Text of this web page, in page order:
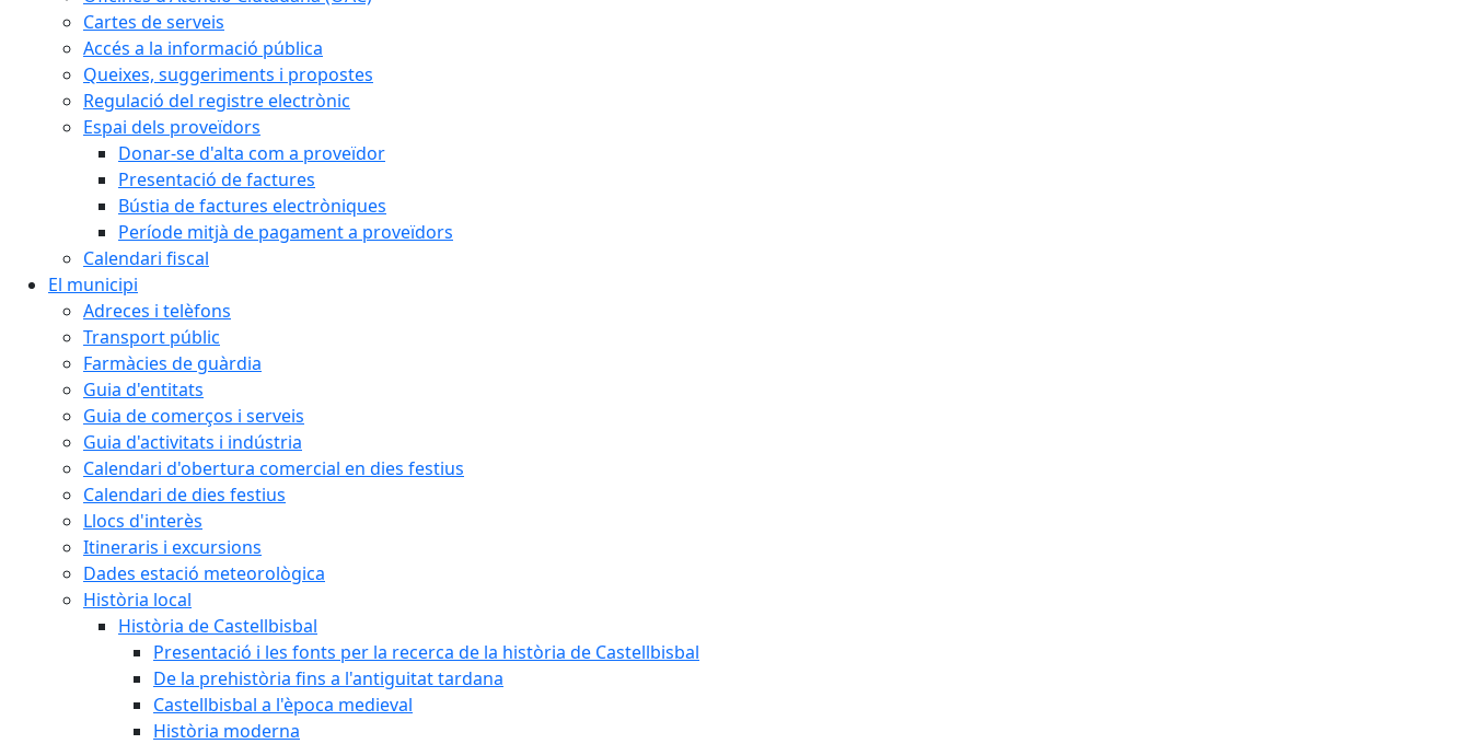
Cartes de serveis
Accés a la informació pública
Queixes, suggeriments i propostes
Regulació del registre electrònic
Espai dels proveïdors
Donar-se d'alta com a proveïdor
Presentació de factures
Bústia de factures electròniques
Període mitjà de pagament a proveïdors
Calendari fiscal
El municipi
Adreces i telèfons
Transport públic
Farmàcies de guàrdia
Guia d'entitats
Guia de comerços i serveis
Guia d'activitats i indústria
Calendari d'obertura comercial en dies festius
Calendari de dies festius
Llocs d'interès
Itineraris i excursions
Dades estació meteorològica
Història local
Història de Castellbisbal
Presentació i les fonts per la recerca de la història de Castellbisbal
De la prehistòria fins a l'antiguitat tardana
Castellbisbal a l'època medieval
Història moderna